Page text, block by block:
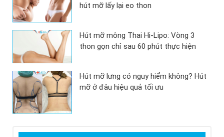
hút mỡ lấy lại eo thon
Hút mỡ mông Thai Hi-Lipo: Vòng 3
thon gọn chỉ sau 60 phút thực hiện
Hút mỡ lưng có nguy hiểm không? Hút
mỡ ở đâu hiệu quả tối ưu